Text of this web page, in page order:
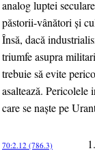
analog luptei
păstorii-vânători şi
Însă, dacă
triumfe asupra
trebuie să evite
asaltează. Pericolele
care se naşte pe
70:2.12 (786.3)